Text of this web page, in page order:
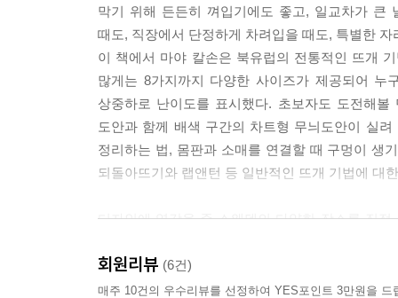
막기 위해 든든히 껴입기에도 좋고, 일교차가 큰
때도, 직장에서 단정하게 차려입을 때도, 특별한
이 책에서 마야 칼손은 북유럽의 전통적인 뜨개
많게는 8가지까지 다양한 사이즈가 제공되어
상중하로 난이도를 표시했다. 초보자도 도전해
도안과 함께 배색 구간의 차트형 무늬도안이 실
정리하는 법, 몸판과 소매를 연결할 때 구멍이 생
되돌아뜨기와 랩앤턴 등 일반적인 뜨개 기법에 대
디자인에 영감을 준 스웨덴의 다양한 장소를 직
고스란히 전달한다.
회원리뷰 (6건)
매주 10건의 우수리뷰를 선정하여 YES포인트 3만원을 드